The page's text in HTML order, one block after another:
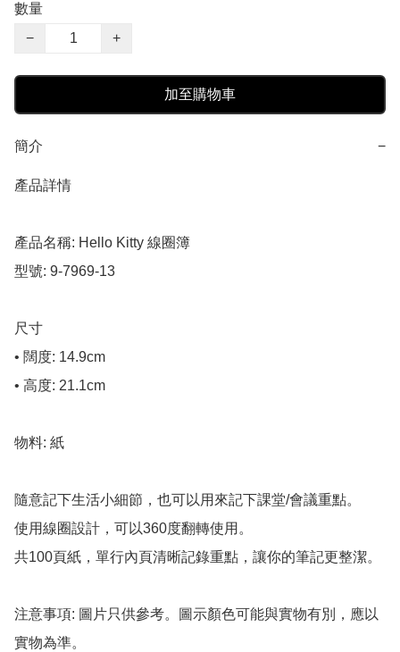
數量
−
+
加至購物車
簡介 −
產品詳情
產品名稱: Hello Kitty 線圈簿
型號: 9-7969-13
尺寸
• 闊度: 14.9cm
• 高度: 21.1cm
物料: 紙
隨意記下生活小細節，也可以用來記下課堂/會議重點。
使用線圈設計，可以360度翻轉使用。
共100頁紙，單行內頁清晰記錄重點，讓你的筆記更整潔。
注意事項: 圖片只供參考。圖示顏色可能與實物有別，應以
實物為準。